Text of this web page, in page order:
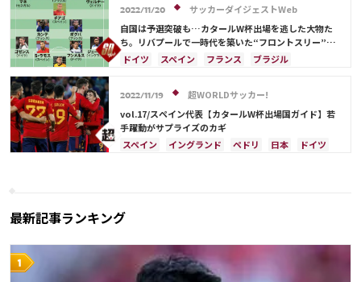
ペドリ
ラファエル・バラン
2022/11/20
サッカーダイジェストWeb
自国は予選突破も…カタールW杯出場を逃した大物た
ち。リバプールで一時代を築いた“フロントスリー”か
らは衝撃のエントリー０
ドイツ スペイン フランス
ブラジル
エンゴロ・カンテ
イングランド
カタール
アルゼンチン エクアドル
日本
日本代表
リオネル・メッシ
2022/11/19
超WORLDサッカー!
vol.17/スペイン代表【カタールW杯出場国ガイド】若
手躍動がサプライズのカギ
スペイン
イングランド ペドリ 日本
ドイツ
最新記事ランキング